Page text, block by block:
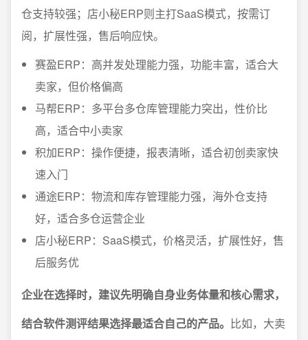
仓支持较强；店小秘ERP则主打SaaS模式，按需订
阅，扩展性强，售后响应快。
赛盈ERP：高并发处理能力强，功能丰富，适合大
卖家，但价格偏高
马帮ERP：多平台多仓库管理能力突出，性价比
高，适合中小卖家
积加ERP：操作便捷，报表清晰，适合初创卖家快
速入门
通途ERP：物流和库存管理能力强，海外仓支持
好，适合多仓运营企业
店小秘ERP：SaaS模式，价格灵活，扩展性好，售
后服务优
企业在选择时，建议先明确自身业务体量和核心需求，
结合软件测评结果选择最适合自己的产品。 比如，大卖